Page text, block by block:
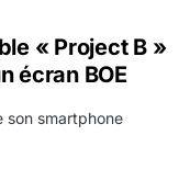
« Project B »
écran BOE
son smartphone